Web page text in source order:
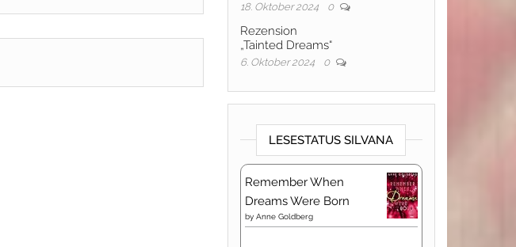
18. Oktober 2024 0
Rezension
„Tainted Dreams“
6. Oktober 2024 0
LESESTATUS SILVANA
Remember When
Dreams Were Born
by Anne Goldberg